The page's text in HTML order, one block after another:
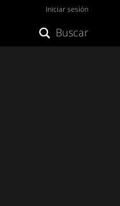
Iniciar sesión
Buscar